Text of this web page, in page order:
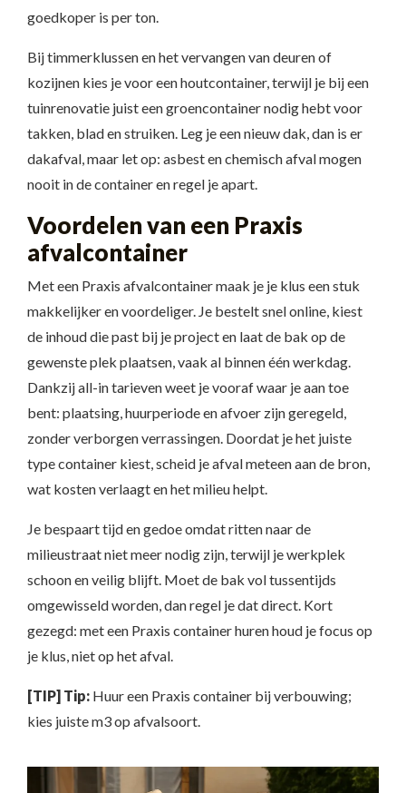
goedkoper is per ton.
Bij timmerklussen en het vervangen van deuren of
kozijnen kies je voor een houtcontainer, terwijl je bij een
tuinrenovatie juist een groencontainer nodig hebt voor
takken, blad en struiken. Leg je een nieuw dak, dan is er
dakafval, maar let op: asbest en chemisch afval mogen
nooit in de container en regel je apart.
Voordelen van een Praxis
afvalcontainer
Met een Praxis afvalcontainer maak je je klus een stuk
makkelijker en voordeliger. Je bestelt snel online, kiest
de inhoud die past bij je project en laat de bak op de
gewenste plek plaatsen, vaak al binnen één werkdag.
Dankzij all-in tarieven weet je vooraf waar je aan toe
bent: plaatsing, huurperiode en afvoer zijn geregeld,
zonder verborgen verrassingen. Doordat je het juiste
type container kiest, scheid je afval meteen aan de bron,
wat kosten verlaagt en het milieu helpt.
Je bespaart tijd en gedoe omdat ritten naar de
milieustraat niet meer nodig zijn, terwijl je werkplek
schoon en veilig blijft. Moet de bak vol tussentijds
omgewisseld worden, dan regel je dat direct. Kort
gezegd: met een Praxis container huren houd je focus op
je klus, niet op het afval.
[TIP] Tip: Huur een Praxis container bij verbouwing;
kies juiste m3 op afvalsoort.